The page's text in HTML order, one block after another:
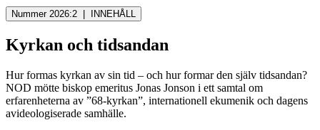
Nummer 2026:2 | INNEHÅLL
Kyrkan och tidsandan
Hur formas kyrkan av sin tid – och hur formar den själv tidsandan?
NOD mötte biskop emeritus Jonas Jonson i ett samtal om
erfarenheterna av ”68-kyrkan”, internationell ekumenik och dagens
avideologiserade samhälle.